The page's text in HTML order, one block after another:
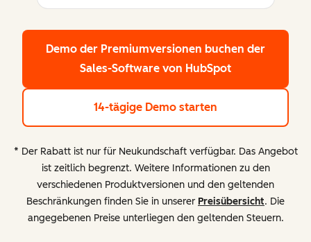
Demo der Premiumversionen buchen der
Sales-Software von HubSpot
14-tägige Demo starten
* Der Rabatt ist nur für Neukundschaft verfügbar. Das Angebot
ist zeitlich begrenzt. Weitere Informationen zu den
verschiedenen Produktversionen und den geltenden
Beschränkungen finden Sie in unserer Preisübersicht. Die
angegebenen Preise unterliegen den geltenden Steuern.